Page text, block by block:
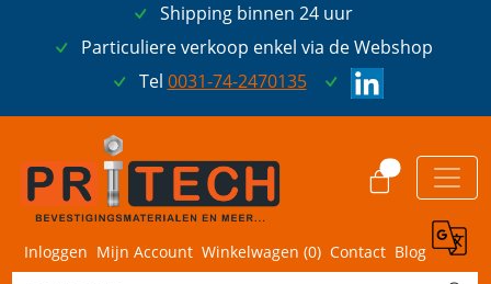
Shipping binnen 24 uur
Particuliere verkoop enkel via de Webshop
Tel 0031-74-2470135
Inloggen Mijn Account Winkelwagen (0) Contact Blog